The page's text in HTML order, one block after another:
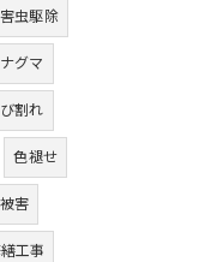
害虫駆除
グマ
割れ
色褪せ
害
工事